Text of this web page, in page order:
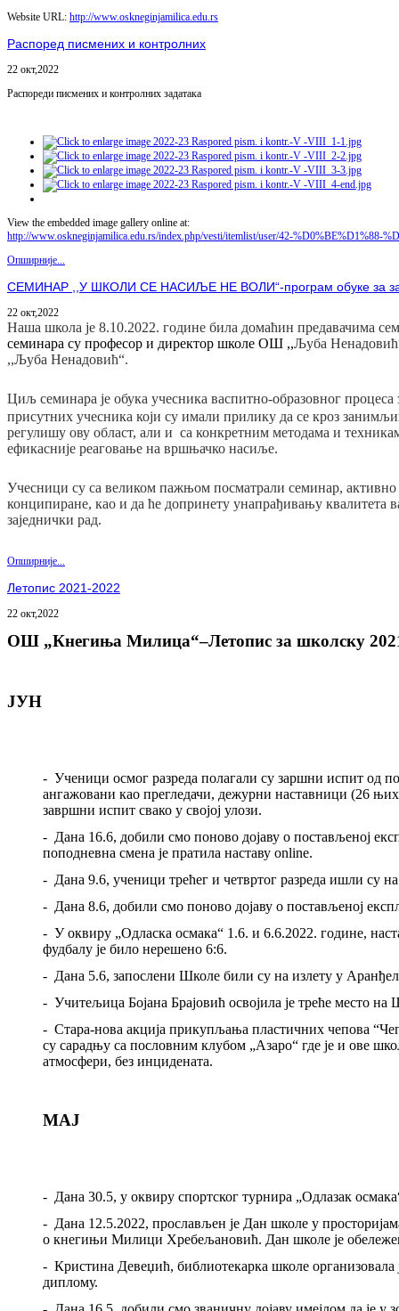
Website URL: http://www.oskneginjamilica.edu.rs
Распоред писмених и контролних
22 окт,2022
Распореди писмених и контролних задатака
View the embedded image gallery online at:
http://www.oskneginjamilica.edu.rs/index.php/vesti/itemlist/user/42-
Опширније...
СЕМИНАР ,,У ШКОЛИ СЕ НАСИЉЕ НЕ ВОЛИ“-програм обуке за
22 окт,2022
Наша школа је 8.10.2022. године била домаћин предавачима
семинара су професор и директор школе ОШ ,,Љуба Ненадовић
,,Љуба Ненадовић“.
Циљ семинара је обука учесника васпитно-образовног
присутних учесника који су имали прилику да се кроз
регулишу ову област, али и са конкретним методама и
ефикасније реаговање на вршњачко насиље.
Учесници су са великом пажњом посматрали семинар, активно
конципиране, као и да ће допринету унапрађивању квалитета
заједнички рад.
Опширније...
Летопис 2021-2022
22 окт,2022
ОШ „Кнегиња Милица“–Летопис за школску 20
ЈУН
- Ученици осмог разреда полагали су заршни испит од
ангажовани као прегледачи, дежурни наставници (26
завршни испит свако у својој улози.
- Дана 16.6, добили смо поново дојаву о постављеној
поподневна смена је пратила наставу online.
- Дана 9.6, ученици трећег и четвртог разреда ишли су
- Дана 8.6, добили смо поново дојаву о постављеној
- У оквиру „Одласка осмака“ 1.6. и 6.6.2022. године,
фудбалу је било нерешено 6:6.
- Дана 5.6, запослени Школе били су на излету у
- Учитељица Бојана Брајовић освојила је треће место
- Стара-нова акција прикупљања пластичних чепова
су сарадњу са пословним клубом „Азаро“ где је и ове
атмосфери, без инцидената.
МАЈ
- Дана 30.5, у оквиру спортског турнира „Одлазак
- Дана 12.5.2022, прослављен је Дан школе у
о кнегињи Милици Хребељановић. Дан школе је
- Кристина Девеџић, библиотекарка школе организовала
диплому.